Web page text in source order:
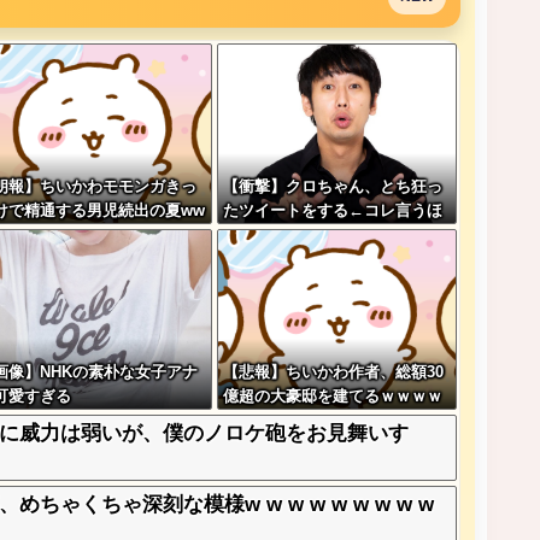
報】ちいかわモモンガきっ
で精通する男児続出の夏ww
【衝撃】クロちゃん、とち狂っ
たツイートをする←コレ言うほ
どおかしいか？？？？？？
像】NHKの素朴な女子アナ
愛すぎる
【悲報】ちいかわ作者、総額30
億超の大豪邸を建てるｗｗｗｗ
ｗｗｗｗｗｗｗｗｗｗｗｗｗｗ
ｗ
威力は弱いが、僕のノロケ砲をお見舞いす
めちゃくちゃ深刻な模様w w w w w w w w w